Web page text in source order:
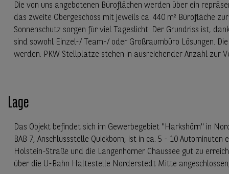
Die von uns angebotenen Büroflächen werden über ein
das zweite Obergeschoss mit jeweils ca. 440 m² Bürofläche
Sonnenschutz sorgen für viel Tageslicht. Der Grundriss ist,
sind sowohl Einzel-/ Team-/ oder Großraumbüro Lösungen.
werden. PKW Stellplätze stehen in ausreichender Anzahl zur
Lage
Das Objekt befindet sich im Gewerbegebiet "Harkshörn" in
BAB 7, Anschlussstelle Quickborn, ist in ca. 5 - 10
Holstein-Straße und die Langenhorner Chaussee gut zu
über die U-Bahn Haltestelle Norderstedt Mitte